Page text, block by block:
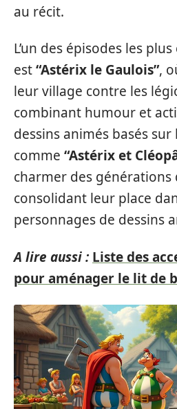
au récit.
L’un des épisodes les
est“Astérix le Gaulois”,
leur village contre les
combinant humour et
dessins animés basés
comme “Astérix et
charmer des générations
consolidant leur place
personnages de dessins
A lire aussi : Liste des
pour aménager le lit de